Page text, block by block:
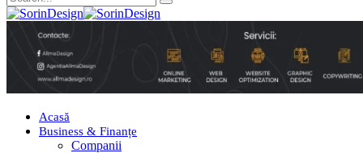
Acasă
Business & Finanțe
Companii